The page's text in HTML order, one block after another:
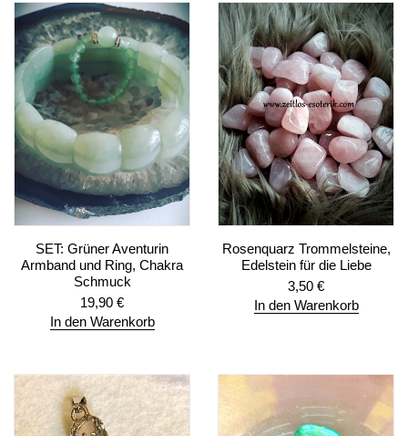
SET: Grüner Aventurin
Armband und Ring, Chakra
Schmuck
19,90 €
In den Warenkorb
Rosenquarz Trommelsteine,
Edelstein für die Liebe
3,50 €
In den Warenkorb